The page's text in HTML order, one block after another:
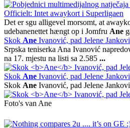
Officielt: Intet awaykort i Superligaen
Det er sgu alligevel morsomt, at
udebanenettet hængt op i Jomfru Ane
Skok Ane Ivanović, pad Jelene
Srpska teniserka Ana Ivanović
na 17. mjestu na listi sa 2.585 ...
Skok Ane Ivanović, pad Jelene
Skok Ane Ivanović, pad Jelene
Foto's van Ane